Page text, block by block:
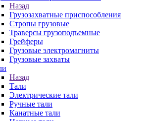
Назад
Грузозахватные приспособления
Стропы грузовые
Траверсы грузоподъемные
Грейферы
Грузовые электромагниты
Грузовые захваты
Назад
Тали
Электрические тали
Ручные тали
Канатные тали